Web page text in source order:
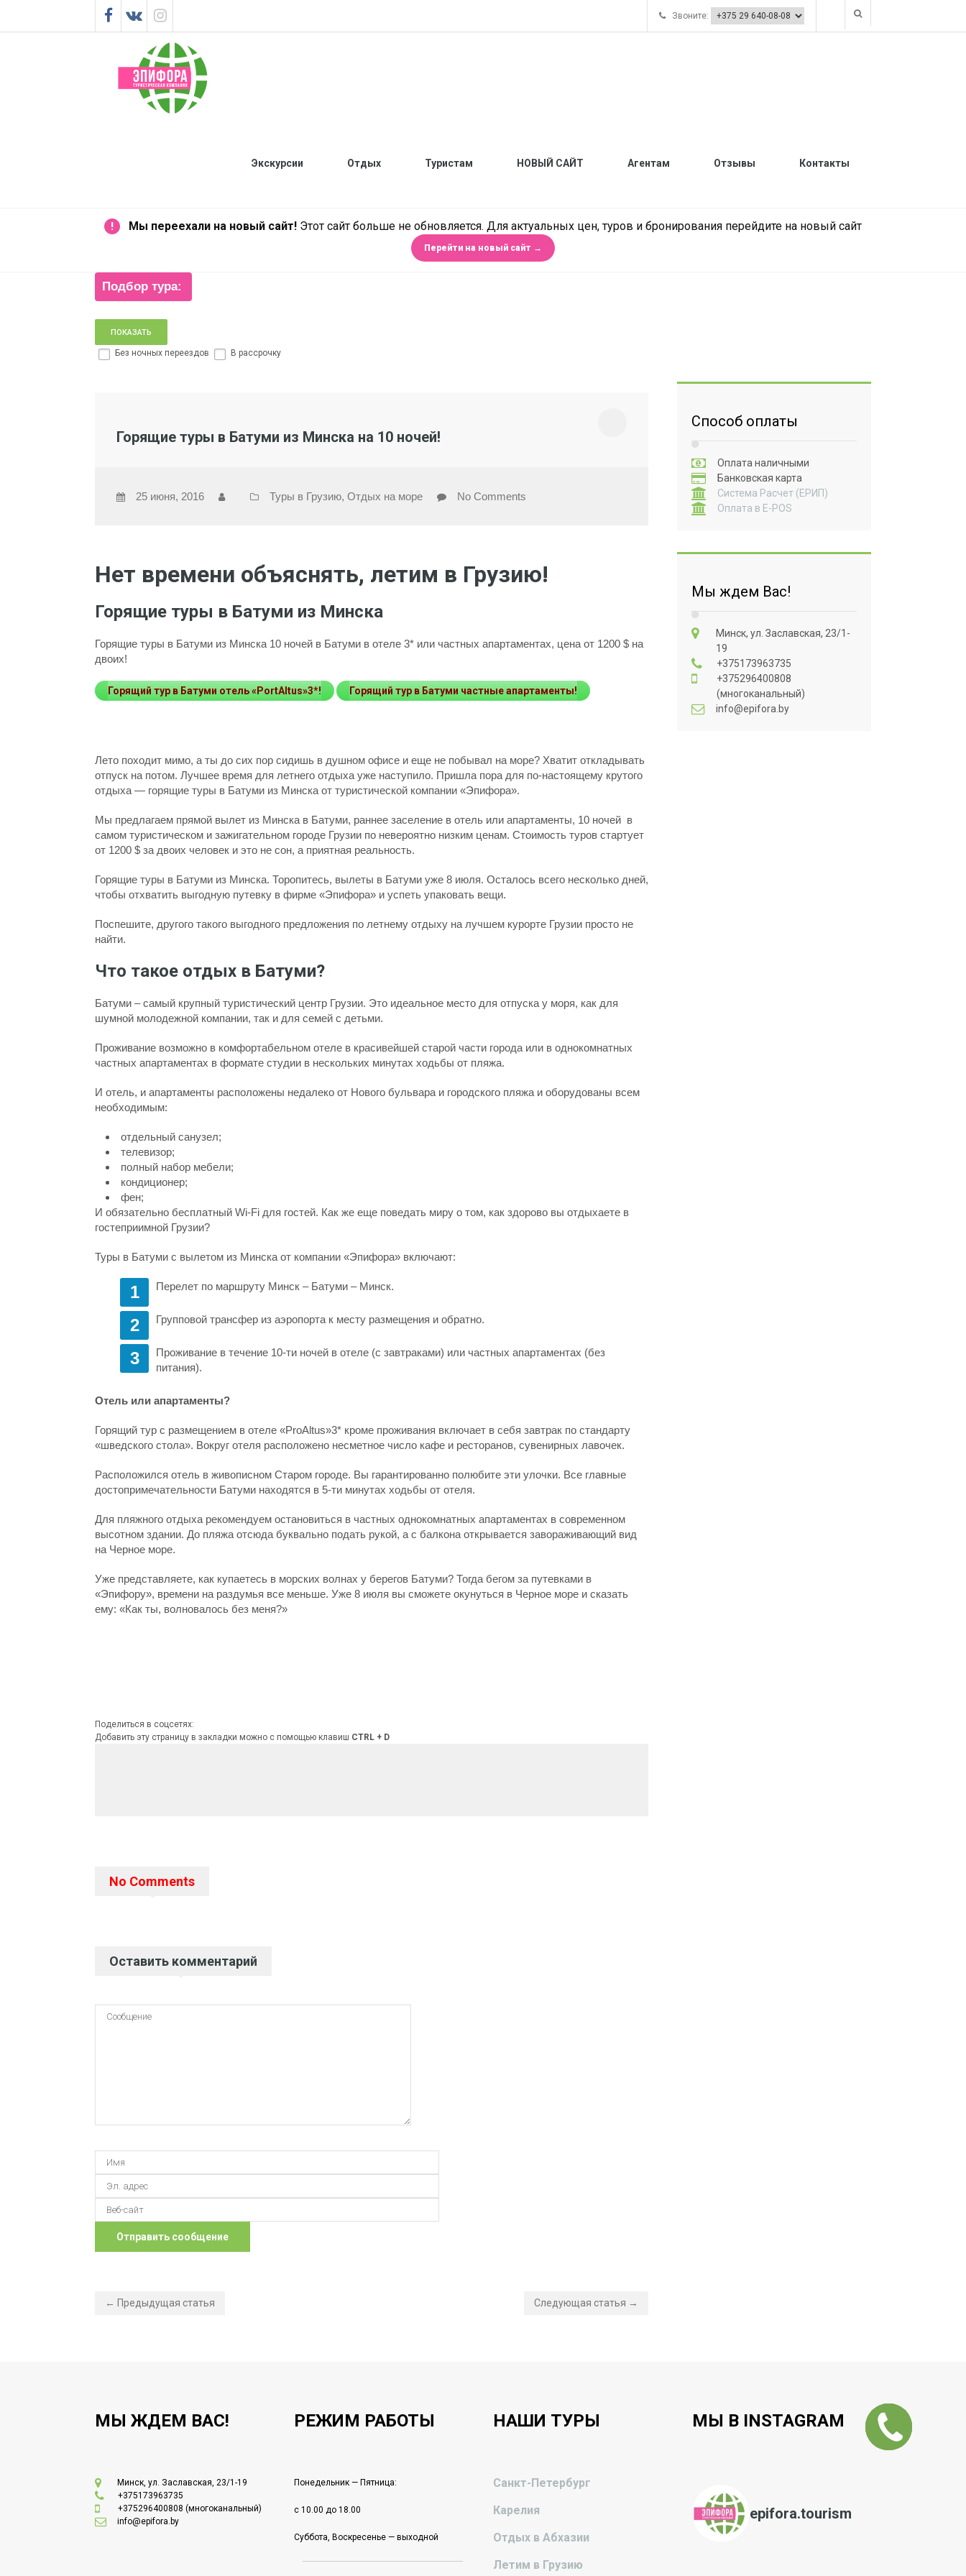
Звоните:
Экскурсии Отдых Туристам НОВЫЙ САЙТ Агентам Отзывы Контакты
! Мы переехали на новый сайт! Этот сайт больше не обновляется. Для актуальных цен, туров и бронирования перейдите на новый сайт
Перейти на новый сайт →
Подбор тура:
Без ночных переездов В рассрочку
Горящие туры в Батуми из Минска на 10 ночей!
25 июня, 2016 Туры в Грузию, Отдых на море No Comments
Нет времени объяснять, летим в Грузию!
Горящие туры в Батуми из Минска
Горящие туры в Батуми из Минска 10 ночей в Батуми в отеле 3* или частных апартаментах, цена от 1200 $ на
двоих!
Горящий тур в Батуми отель «PortAltus»3*! Горящий тур в Батуми частные апартаменты!
Лето походит мимо, а ты до сих пор сидишь в душном офисе и еще не побывал на море? Хватит откладывать
отпуск на потом. Лучшее время для летнего отдыха уже наступило. Пришла пора для по-настоящему крутого
отдыха — горящие туры в Батуми из Минска от туристической компании «Эпифора».
Мы предлагаем прямой вылет из Минска в Батуми, раннее заселение в отель или апартаменты, 10 ночей в
самом туристическом и зажигательном городе Грузии по невероятно низким ценам. Стоимость туров стартует
от 1200 $ за двоих человек и это не сон, а приятная реальность.
Горящие туры в Батуми из Минска. Торопитесь, вылеты в Батуми уже 8 июля. Осталось всего несколько дней,
чтобы отхватить выгодную путевку в фирме «Эпифора» и успеть упаковать вещи.
Поспешите, другого такого выгодного предложения по летнему отдыху на лучшем курорте Грузии просто не
найти.
Что такое отдых в Батуми?
Батуми – самый крупный туристический центр Грузии. Это идеальное место для отпуска у моря, как для
шумной молодежной компании, так и для семей с детьми.
Проживание возможно в комфортабельном отеле в красивейшей старой части города или в однокомнатных
частных апартаментах в формате студии в нескольких минутах ходьбы от пляжа.
И отель, и апартаменты расположены недалеко от Нового бульвара и городского пляжа и оборудованы всем
необходимым:
отдельный санузел;
телевизор;
полный набор мебели;
кондиционер;
фен;
И обязательно бесплатный Wi-Fi для гостей. Как же еще поведать миру о том, как здорово вы отдыхаете в
гостеприимной Грузии?
Туры в Батуми с вылетом из Минска от компании «Эпифора» включают:
Перелет по маршруту Минск – Батуми – Минск.
Групповой трансфер из аэропорта к месту размещения и обратно.
Проживание в течение 10-ти ночей в отеле (с завтраками) или частных апартаментах (без
питания).
Отель или апартаменты?
Горящий тур с размещением в отеле «ProAltus»3* кроме проживания включает в себя завтрак по стандарту
«шведского стола». Вокруг отеля расположено несметное число кафе и ресторанов, сувенирных лавочек.
Расположился отель в живописном Старом городе. Вы гарантированно полюбите эти улочки. Все главные
достопримечательности Батуми находятся в 5-ти минутах ходьбы от отеля.
Для пляжного отдыха рекомендуем остановиться в частных однокомнатных апартаментах в современном
высотном здании. До пляжа отсюда буквально подать рукой, а с балкона открывается завораживающий вид
на Черное море.
Уже представляете, как купаетесь в морских волнах у берегов Батуми? Тогда бегом за путевками в
«Эпифору», времени на раздумья все меньше. Уже 8 июля вы сможете окунуться в Черное море и сказать
ему: «Как ты, волновалось без меня?»
Поделиться в соцсетях:
Добавить эту страницу в закладки можно с помощью клавиш CTRL + D
No Comments
Оставить комментарий
← Предыдущая статья Следующая статья →
Способ оплаты
Оплата наличными
Банковская карта
Система Расчет (ЕРИП)
Оплата в E-POS
Мы ждем Вас!
Минск, ул. Заславская, 23/1-
19
+375173963735
+375296400808
(многоканальный)
info@epifora.by
МЫ ЖДЕМ ВАС!
Минск, ул. Заславская, 23/1-19
+375173963735
+375296400808 (многоканальный)
info@epifora.by
РЕЖИМ РАБОТЫ
Понедельник — Пятница:
с 10.00 до 18.00
Суббота, Воскресенье — выходной
НАШИ ТУРЫ
Санкт-Петербург
Карелия
Отдых в Абхазии
Летим в Грузию
МЫ В INSTAGRAM
epifora.tourism
Заказать
звонок